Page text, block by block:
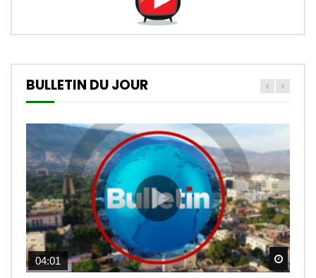
BULLETIN DU JOUR
04:01